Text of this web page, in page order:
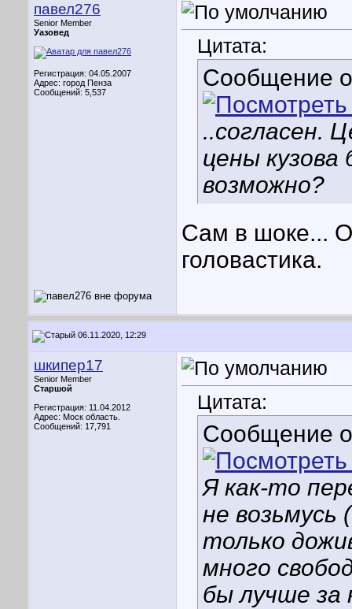
павел276
Senior Member
Уазовед
Регистрация: 04.05.2007
Адрес: город Пенза
Сообщений: 5,537
Цитата:
Сообщение
..согласен.
цены кузова
возможно?
Сам в шоке...
головастика.
06.11.2020, 12:29
шкипер17
Senior Member
Старшой
Регистрация: 11.04.2012
Адрес: Моск область.
Сообщений: 17,791
Цитата:
Сообщение
Я как-то
не возьмусь
только
много
бы лучше за